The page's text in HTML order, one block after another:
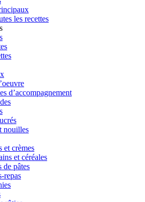
les recettes
d’accompagnement
nouilles
et crèmes
et céréales
de pâtes
repas